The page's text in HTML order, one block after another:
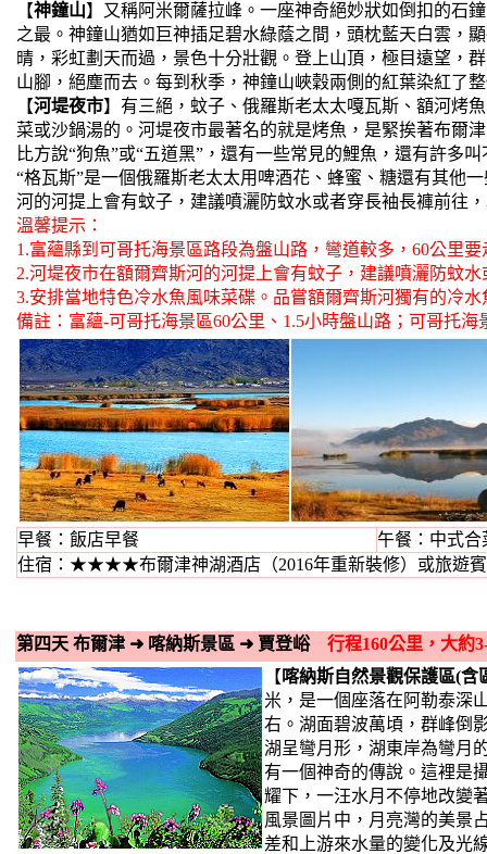
【神鐘山】又稱阿米爾薩拉峰。一座神奇絕妙狀如倒扣的石
之最。神鐘山猶如巨神插足碧水綠蔭之間，頭枕藍天白雲，
晴，彩虹劃天而過，景色十分壯觀。登上山頂，極目遠望，
山腳，絕塵而去。每到秋季，神鐘山峽穀兩側的紅葉染紅了
【河堤夜市】有三絕，蚊子、俄羅斯老太太嘎瓦斯、額河烤
菜或沙鍋湯的。河堤夜市最著名的就是烤魚，是緊挨著布爾
比方說“狗魚”或“五道黑”，還有一些常見的鯉魚，還有許多
“格瓦斯”是一個俄羅斯老太太用啤酒花、蜂蜜、糖還有其他
河的河提上會有蚊子，建議噴灑防蚊水或者穿長袖長褲前往
溫馨提示：
1.富蘊縣到可哥托海景區路段為盤山路，彎道較多，60公里
2.河堤夜市在額爾齊斯河的河提上會有蚊子，建議噴灑防蚊
3.安排當地特色冷水魚風味菜碟。品嘗額爾齊斯河獨有的冷
備註：富蘊-可哥托海景區60公里、1.5小時盤山路；可哥托
早餐：飯店早餐
午餐：中式合
住宿：★★★★布爾津神湖酒店（2016年重新裝修）或旅遊
第四天 布爾津 ➜ 喀納斯景區 ➜ 賈登峪 行程160公里，大約
【喀納斯自然景觀保護區(含
米，是一個座落在阿勒泰深
右。湖面碧波萬頃，群峰倒
湖呈彎月形，湖東岸為彎月
有一個神奇的傳說。這裡是
耀下，一汪水月不停地改變
風景圖片中，月亮灣的美景
差和上游來水量的變化及光